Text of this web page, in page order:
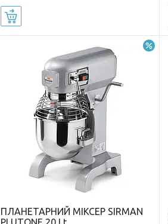
ПЛАНЕТАРНИЙ МІКСЕР SIRMAN